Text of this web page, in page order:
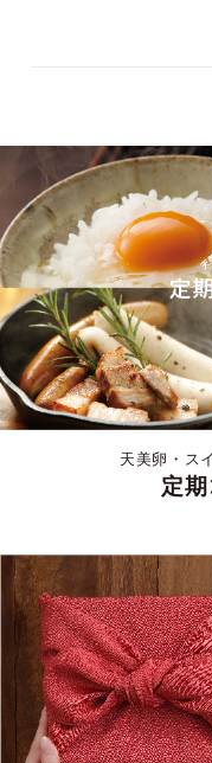
天美卵・ス
定